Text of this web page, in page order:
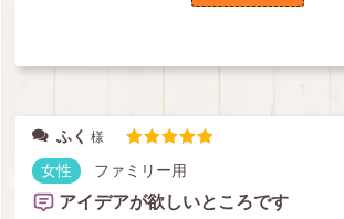
ふく
女性 ファミリー用
アイデアが欲しいところです